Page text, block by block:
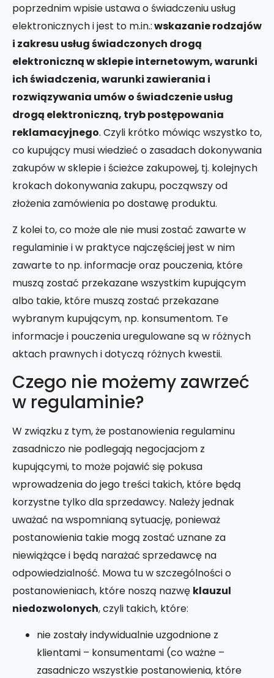
poprzednim wpisie ustawa o świadczeniu usług
elektronicznychi jest to m.in.:wskazanie rodzajów
i zakresu usług świadczonych drogą
elektroniczną w sklepie internetowym, warunki
ich świadczenia, warunki zawierania i
rozwiązywania umów o świadczenie usług
drogą elektroniczną, tryb postępowania
reklamacyjnego. Czyli krótko mówiąc wszystko to,
co kupujący musi wiedzieć o zasadach dokonywania
zakupów w sklepie i ścieżce zakupowej, tj. kolejnych
krokach dokonywania zakupu, począwszy od
złożenia zamówienia po dostawę produktu.
Z kolei to, co może ale nie musi zostać zawarte w
regulaminie i w praktyce najczęściej jest w nim
zawarte to np. informacje oraz pouczenia, które
muszą zostać przekazane wszystkim kupującym
albo takie, które muszą zostać przekazane
wybranym kupującym, np. konsumentom. Te
informacje i pouczenia uregulowane są w różnych
aktach prawnych i dotyczą różnych kwestii.
Czego nie możemy zawrzeć
w regulaminie?
W związku z tym, że postanowienia regulaminu
zasadniczo nie podlegają negocjacjom z
kupującymi, to może pojawić się pokusa
wprowadzenia do jego treści takich, które będą
korzystne tylko dla sprzedawcy. Należy jednak
uważać na wspomnianą sytuację, ponieważ
postanowienia takie mogą zostać uznane za
niewiążące i będą narażać sprzedawcę na
odpowiedzialność. Mowa tu w szczególności o
postanowieniach, które noszą nazwę klauzul
niedozwolonych, czyli takich, które:
nie zostały indywidualnie uzgodnione z
klientami – konsumentami (co ważne –
zasadniczo wszystkie postanowienia, które